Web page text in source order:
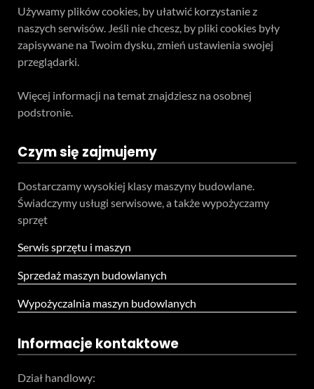
Używamy plików cookies, by ułatwić korzystanie z
naszych serwisów. Jeśli nie chcesz, by pliki cookies były
zapisywane na Twoim dysku, zmień ustawienia swojej
przeglądarki.
Więcej informacji na temat znajdziesz na osobnej
podstronie.
Czym się zajmujemy
Dostarczamy wysokiej klasy maszyny budowlane.
Świadczymy usługi serwisowe, a także wypożyczamy
sprzęt
Serwis sprzętu i maszyn
Sprzedaż maszyn budowlanych
Wypożyczalnia maszyn budowlanych
Informacje kontaktowe
Dział handlowy: